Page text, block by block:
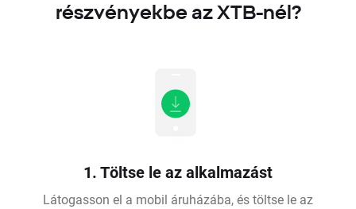
részvényekbe az XTB-nél?
1. Töltse le az alkalmazást
Látogasson el a mobil áruházába, és töltse le az